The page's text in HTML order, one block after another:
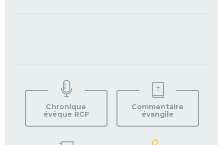
VOTRE
PAROISSE
Chronique
évêque RCF
Commentaire
évangile